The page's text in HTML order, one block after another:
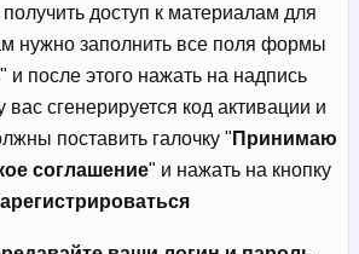
доступ к материалам для
нужно заполнить все поля формы
" и после этого нажать на надпись
вас сгенерируется код активации и
поставить галочку " Принимаю
соглашение" и нажать на кнопку